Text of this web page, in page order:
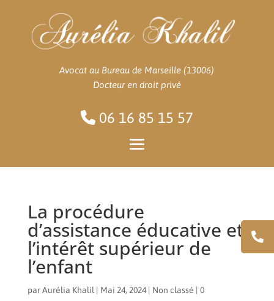
Avocat au Bureau de Marseille (13006)
Docteur en droit privé
06 16 85 15 57
La procédure
d’assistance éducative et
l’intérêt supérieur de
l’enfant
parAurélia Khalil| Mai 24, 2024| Non classé | 0